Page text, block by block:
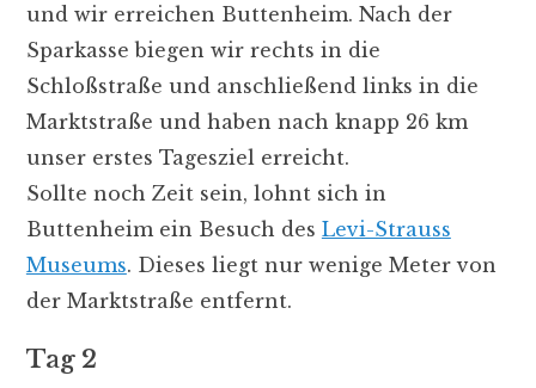
und wir erreichen Buttenheim. Nach der
Sparkasse biegen wir rechts in die
Schloßstraße und anschließend links in die
Marktstraße und haben nach knapp 26 km
unser erstes Tagesziel erreicht.
Sollte noch Zeit sein, lohnt sich in
Buttenheim ein Besuch des Levi-Strauss
Museums. Dieses liegt nur wenige Meter von
der Marktstraße entfernt.
Tag 2